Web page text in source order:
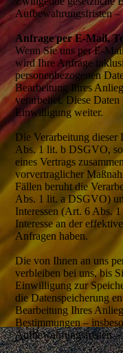
Aufbewahrungsfristen –
Anfrage per E-Mail,
Wenn Sie uns per E-
wird Ihre Anfrage
personenbezogenen
Bearbeitung Ihres
verarbeitet. Diese
Einwilligung weiter.
Die Verarbeitung
Abs. 1 lit. b DSGVO,
eines Vertrags
vorvertraglicher
Fällen beruht die
Abs. 1 lit. a DSGVO)
Interessen (Art. 6 Abs.
Interesse an der
Anfragen haben.
Die von Ihnen an uns
verbleiben bei uns, bis
Einwilligung zur
die Datenspeicherung
Bearbeitung Ihres
Bestimmungen –
Aufbewahrungsfristen